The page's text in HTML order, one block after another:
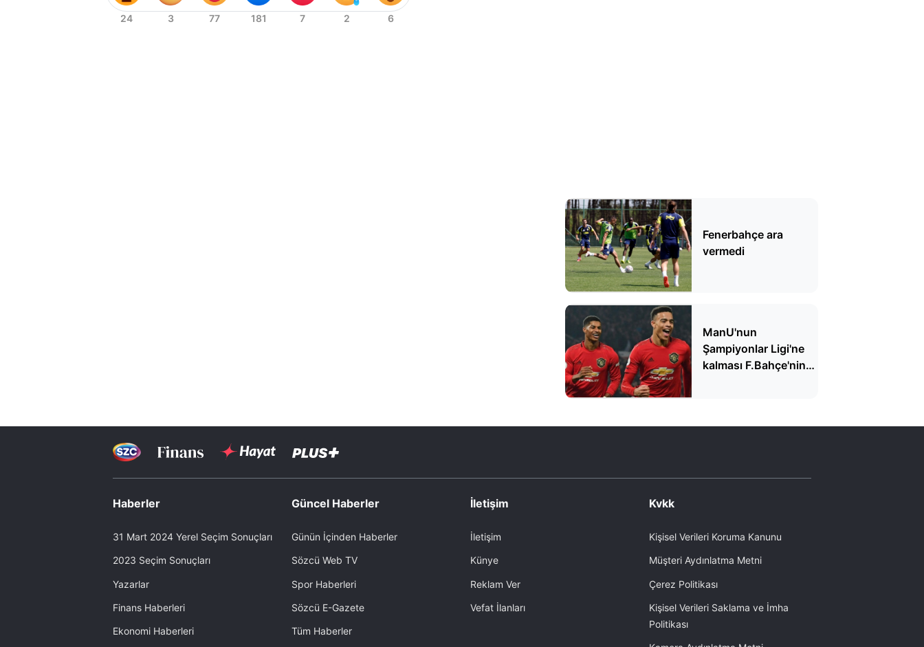
Fenerbahçe ara
vermedi
ManU'nun
Şampiyonlar Ligi'ne
kalması F.Bahçe'nin
Haberler
31 Mart 2024 Yerel Seçim Sonuçları
2023 Seçim Sonuçları
Yazarlar
Finans Haberleri
Ekonomi Haberleri
Güncel Haberler
Günün İçinden Haberler
Sözcü Web TV
Spor Haberleri
Sözcü E-Gazete
Tüm Haberler
İletişim
İletişim
Künye
Reklam Ver
Vefat İlanları
Kvkk
Kişisel Verileri Koruma Kanunu
Müşteri Aydınlatma Metni
Çerez Politikası
Kişisel Verileri Saklama ve İmha
Politikası